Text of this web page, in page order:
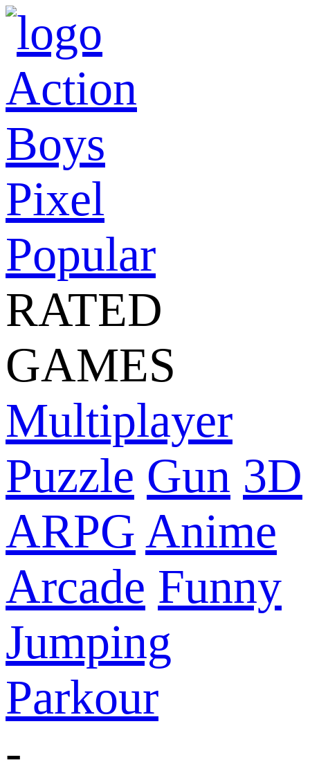
Action
Boys
Pixel
Popular
RATED
GAMES
Multiplayer
Puzzle Gun 3D
ARPG Anime
Arcade Funny
Jumping
Parkour
-